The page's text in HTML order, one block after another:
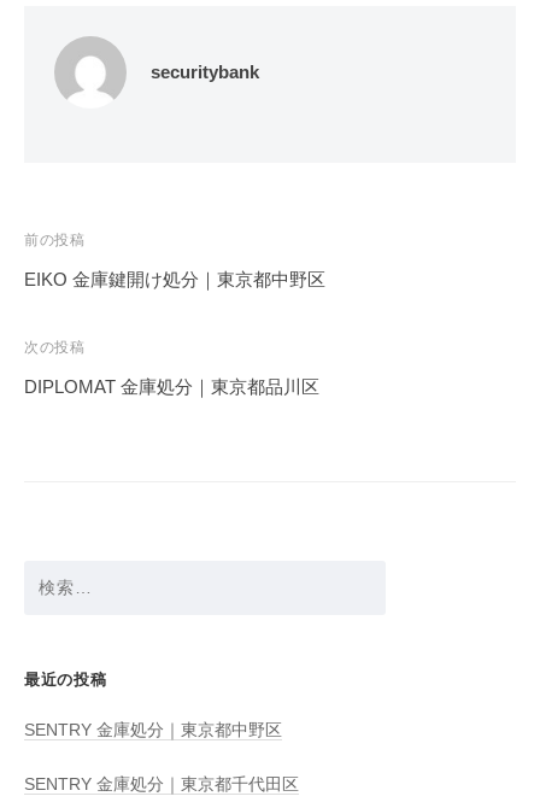
securitybank
投
稿
ビ
ゲ
前の投稿
EIKO 金庫鍵開け処分｜東京都中野区
次の投稿
DIPLOMAT 金庫処分｜東京都品川区
最近の投稿
SENTRY 金庫処分｜東京都中野区
SENTRY 金庫処分｜東京都千代田区